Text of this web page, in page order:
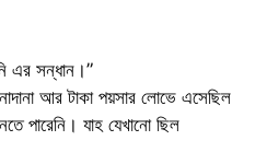
এর সন্ধান।”
আর টাকা পয়সার লোভে এসেছিল
পারেনি। যাহ যেখানো ছিল